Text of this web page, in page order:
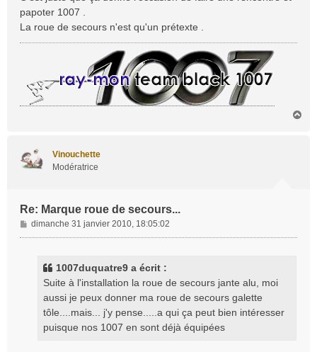
g
e
papoter 1007 .
La roue de secours n'est qu'un prétexte .
Vinouchette
Modératrice
Re: Marque roue de secours...
M
e
dimanche 31 janvier 2010, 18:05:02
1007duquatre9 a écrit :
Suite à l'installation la roue de secours jante alu, moi
aussi je peux donner ma roue de secours galette
tôle....mais... j'y pense.....a qui ça peut bien intéresser
puisque nos 1007 en sont déjà équipées